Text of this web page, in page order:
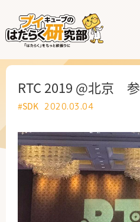
はたらく部署
はたらく製品・サービス
RTC 2019 @北京
#SDK 2020.03.04